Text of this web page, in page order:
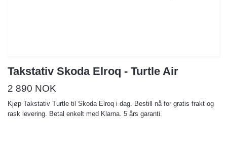
Takstativ Skoda Elroq - Turtle Air
2 890 NOK
Kjøp Takstativ Turtle til Skoda Elroq i dag. Bestill nå for gratis frakt og
rask levering. Betal enkelt med Klarna. 5 års garanti.